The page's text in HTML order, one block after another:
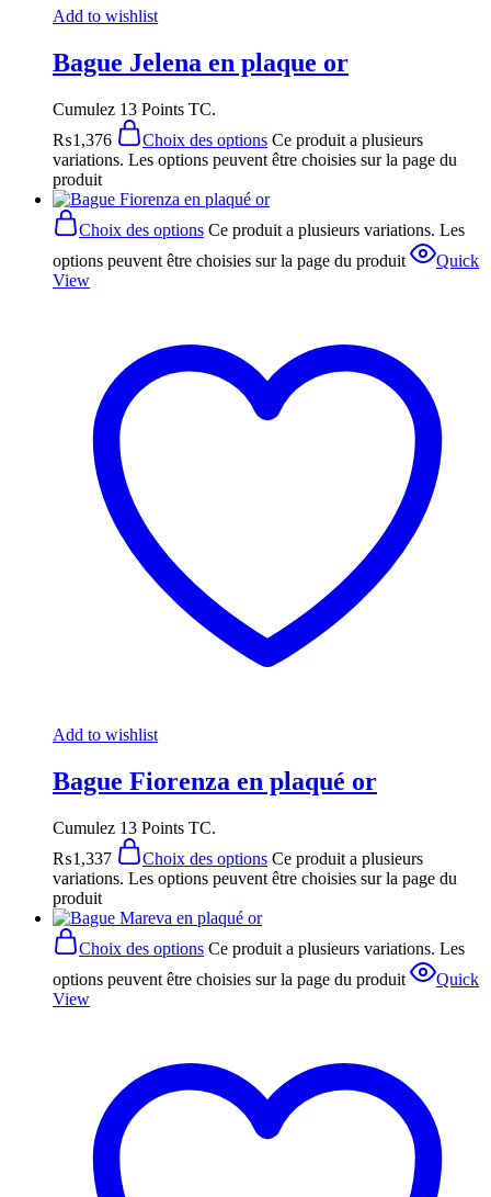
Add to wishlist
Bague Jelena en plaque or
Cumulez 13 Points TC.
₨1,376 Choix des options Ce produit a plusieurs
variations. Les options peuvent être choisies sur la page du
produit
Choix des options Ce produit a plusieurs variations. Les
options peuvent être choisies sur la page du produit
Quick
View
Add to wishlist
Bague Fiorenza en plaqué or
Cumulez 13 Points TC.
₨1,337 Choix des options Ce produit a plusieurs
variations. Les options peuvent être choisies sur la page du
produit
Choix des options Ce produit a plusieurs variations. Les
options peuvent être choisies sur la page du produit
Quick
View